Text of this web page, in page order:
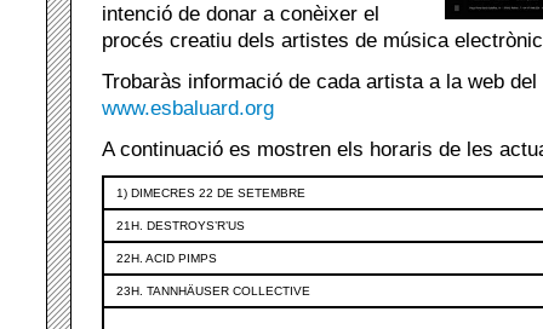
intenció de donar a conèixer el
procés creatiu dels artistes de música
Trobaràs informació de cada artista a la web del
www.esbaluard.org
A continuació es mostren els horaris de les
1) DIMECRES 22 DE SETEMBRE
21H. DESTROYS’R’US
22H. ACID PIMPS
23H. TANNHÄUSER COLLECTIVE